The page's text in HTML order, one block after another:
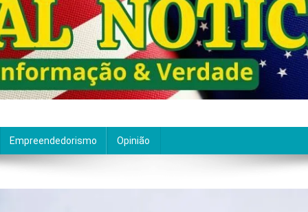
Empreendedorismo Opinião